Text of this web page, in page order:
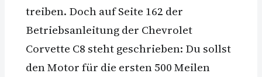
treiben. Doch auf Seite 162 der
Betriebsanleitung der Chevrolet
Corvette C8 steht geschrieben: Du sollst
den Motor für die ersten 500 Meilen